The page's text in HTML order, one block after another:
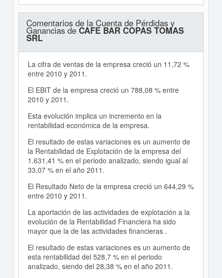
Comentarios de la Cuenta de Pérdidas y
Ganancias deCAFE BAR COPAS TOMAS
SRL
La cifra de ventas de la empresa creció un 11,72 %
entre 2010 y 2011.
El EBIT de la empresa creció un 788,08 % entre
2010 y 2011.
Esta evolución implica un incremento en la
rentabilidad económica de la empresa.
El resultado de estas variaciones es un aumento de
la Rentabilidad de Explotación de la empresa del
1.631,41 % en el periodo analizado, siendo igual al
33,07 % en el año 2011.
El Resultado Neto de la empresa creció un 644,29 %
entre 2010 y 2011.
La aportación de las actividades de explotación a la
evolución de la Rentabilidad Financiera ha sido
mayor que la de las actividades financieras .
El resultado de estas variaciones es un aumento de
esta rentabilidad del 528,7 % en el periodo
analizado, siendo del 28,38 % en el año 2011.